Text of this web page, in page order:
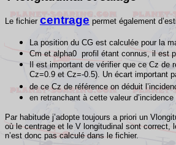
Le fichier centrage permet également
La position du CG est calculée pour la
Cm et alpha0 profil étant connus, il est
Il est important de vérifier que ce Cz
Cz=0.9 et Cz=-0.5). Un écart important
de ce Cz de référence on déduit
en retranchant à cette valeur
Par habitude j’adopte toujours a priori un
où le centrage et le V longitudinal sont correct,
n’est donc pas calculé dans le fichier.